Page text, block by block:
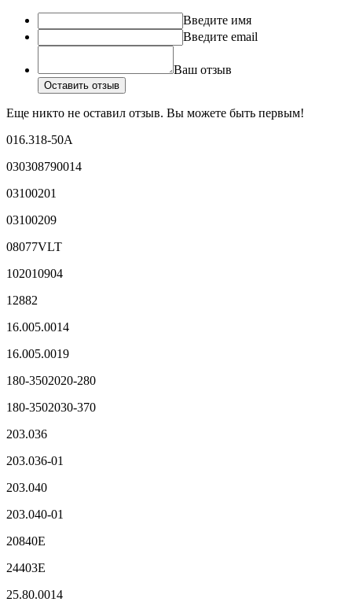
Введите имя
Введите email
Ваш отзыв
Оставить отзыв
Еще никто не оставил отзыв. Вы можете быть первым!
016.318-50A
030308790014
03100201
03100209
08077VLT
102010904
12882
16.005.0014
16.005.0019
180-3502020-280
180-3502030-370
203.036
203.036-01
203.040
203.040-01
20840E
24403E
25.80.0014